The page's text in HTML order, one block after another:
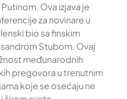
Ova izjava je
za novinare u
bio sa finskim
Stubom. Ovaj
međunarodnih
pregovora u trenutnim
koje se osećaju ne